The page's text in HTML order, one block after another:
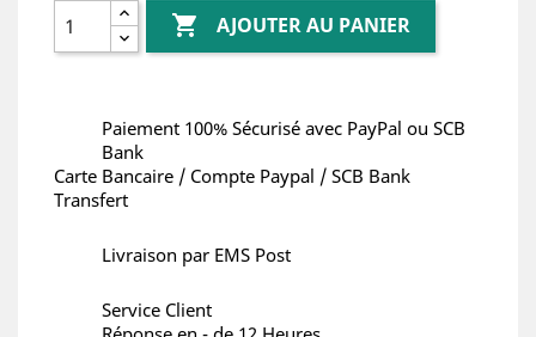
 AJOUTER AU PANIER
Paiement 100% Sécurisé avec PayPal ou SCB
Bank
Carte Bancaire / Compte Paypal / SCB Bank
Transfert
Livraison par EMS Post
Service Client